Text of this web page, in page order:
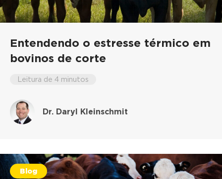
Entendendo o estresse térmico em
bovinos de corte
Leitura de 4 minutos
Dr. Daryl Kleinschmit
Blog